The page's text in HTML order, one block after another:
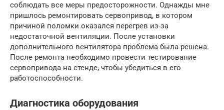
соблюдать все меры предосторожности. Однажды мне
пришлось ремонтировать сервопривод, в котором
причиной поломки оказался перегрев из-за
недостаточной вентиляции. После установки
дополнительного вентилятора проблема была решена.
После ремонта необходимо провести тестирование
сервопривода на стенде, чтобы убедиться в его
работоспособности.
Диагностика оборудования